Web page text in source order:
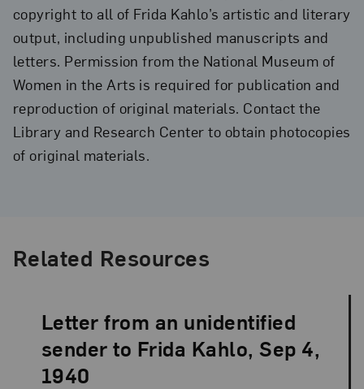
copyright to all of Frida Kahlo’s artistic and literary
output, including unpublished manuscripts and
letters. Permission from the National Museum of
Women in the Arts is required for publication and
reproduction of original materials. Contact the
Library and Research Center to obtain photocopies
of original materials.
Related Resources
Letter from an unidentified
sender to Frida Kahlo, Sep 4,
1940
Language: